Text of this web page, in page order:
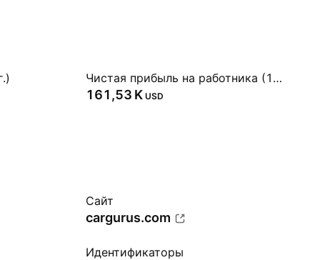
Чистая прибыль на работника (1 г.)
‪161,53 K‬ USD
Сайт
cargurus.com
Идентификаторы